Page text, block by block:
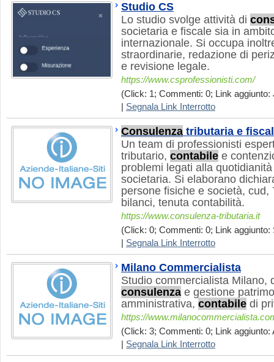
Studio CS
Lo studio svolge attività di
societaria e fiscale sia in
internazionale. Si occupa
straordinarie, redazione di
e revisione legale.
https://www.csprofessionisti.com/
(Click: 1; Commenti: 0; Link aggiunto:
Segnala Link Interrotto
Consulenza tributaria e
Un team di professionisti
tributario, contabile e
problemi legati alla
societaria. Si elaborano
persone fisiche e società,
bilanci, tenuta contabilità.
https://www.consulenza-tributaria.it
(Click: 0; Commenti: 0; Link aggiunto:
Segnala Link Interrotto
Milano Commercialista
Studio commercialista Milano,
consulenza e gestione
amministrativa, contabile di
https://
(Click: 3; Commenti: 0; Link aggiunto:
Segnala Link Interrotto